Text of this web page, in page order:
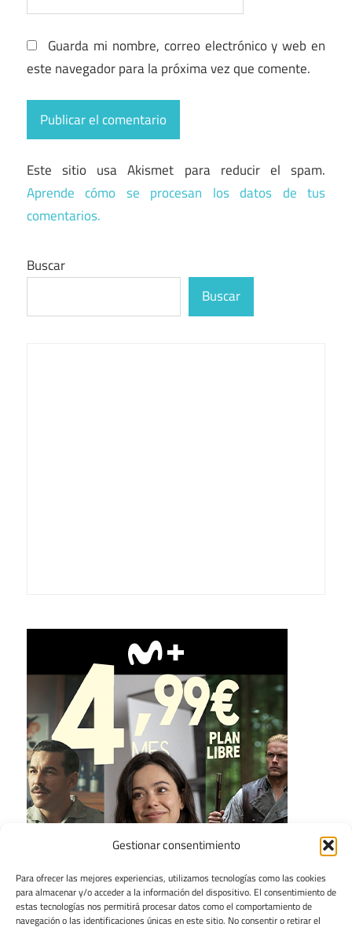
Gestionar consentimiento
Para ofrecer las mejores experiencias, utilizamos tecnologías como las cookies
para almacenar y/o acceder a la información del dispositivo. El consentimiento de
estas tecnologías nos permitirá procesar datos como el comportamiento de
navegación o las identificaciones únicas en este sitio. No consentir o retirar el
Guarda mi nombre, correo electrónico y web en
este navegador para la próxima vez que comente.
Este sitio usa Akismet para reducir el spam.
Aprende cómo se procesan los datos de tus
comentarios.
Buscar
Buscar